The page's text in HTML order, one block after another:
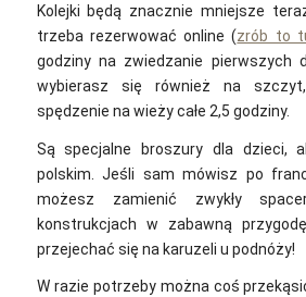
Kolejki będą znacznie mniejsze
trzeba rezerwować online (zrób to
godziny na zwiedzanie pierwszych
wybierasz się również na
spędzenie na wieży całe 2,5 godziny.
Są specjalne broszury dla dzieci,
polskim. Jeśli sam mówisz po
możesz zamienić zwykły
konstrukcjach w zabawną
przejechać się na karuzeli u podnóży!
W razie potrzeby można coś